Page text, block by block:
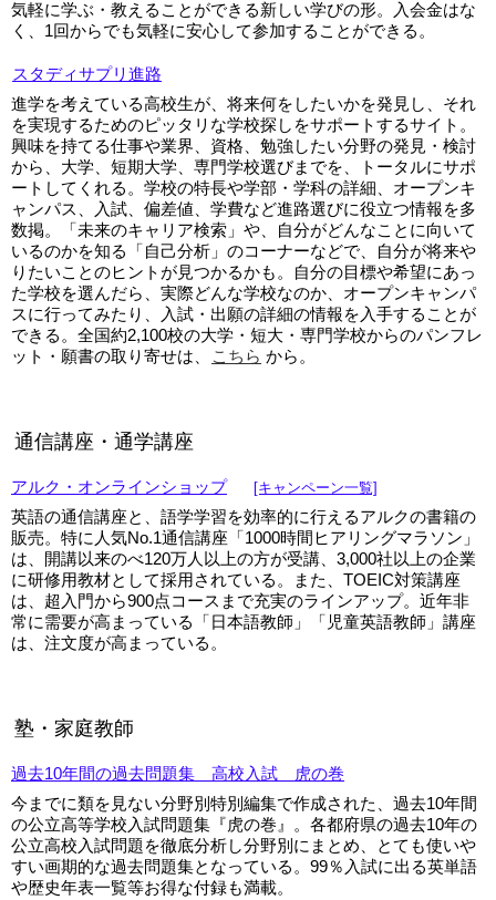
気軽に学ぶ・教えることができる新しい学びの形。入会金はな
く、1回からでも気軽に安心して参加することができる。
スタディサプリ進路
進学を考えている高校生が、将来何をしたいかを発見し、それ
を実現するためのピッタリな学校探しをサポートするサイト。
興味を持てる仕事や業界、資格、勉強したい分野の発見・検討
から、大学、短期大学、専門学校選びまでを、トータルにサポ
ートしてくれる。学校の特長や学部・学科の詳細、オープンキ
ャンパス、入試、偏差値、学費など進路選びに役立つ情報を多
数掲。「未来のキャリア検索」や、自分がどんなことに向いて
いるのかを知る「自己分析」のコーナーなどで、自分が将来や
りたいことのヒントが見つかるかも。自分の目標や希望にあっ
た学校を選んだら、実際どんな学校なのか、オープンキャンパ
スに行ってみたり、入試・出願の詳細の情報を入手することが
できる。全国約2,100校の大学・短大・専門学校からのパンフレ
ット・願書の取り寄せは、
こちら から。
通信講座・通学講座
アルク・オンラインショップ [キャンペーン一覧]
英語の通信講座と、語学学習を効率的に行えるアルクの書籍の
販売。特に人気No.1通信講座「1000時間ヒアリングマラソン」
は、開講以来のべ120万人以上の方が受講、3,000社以上の企業
に研修用教材として採用されている。また、TOEIC対策講座
は、超入門から900点コースまで充実のラインアップ。近年非
常に需要が高まっている「日本語教師」「児童英語教師」講座
は、注文度が高まっている。
塾・家庭教師
過去10年間の過去問題集 高校入試 虎の巻
今までに類を見ない分野別特別編集で作成された、過去10年間
の公立高等学校入試問題集『虎の巻』。各都府県の過去10年の
公立高校入試問題を徹底分析し分野別にまとめ、とても使いや
すい画期的な過去問題集となっている。99％入試に出る英単語
や歴史年表一覧等お得な付録も満載。